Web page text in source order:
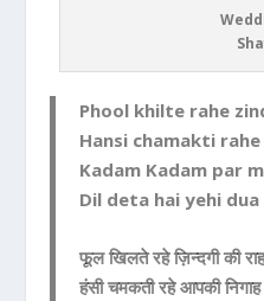
Wedding
Phool khilte rahe
Hansi chamakti
Kadam Kadam par
Dil deta hai yehi
फूल खिलते रहे ज़िन्दगी की
हंसी चमकती रहे आपकी